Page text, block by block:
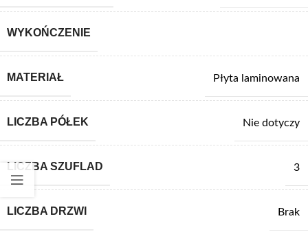
WYKOŃCZENIE
MATERIAŁ Płyta laminowana
LICZBA PÓŁEK Nie dotyczy
LICZBA SZUFLAD 3
LICZBA DRZWI Brak